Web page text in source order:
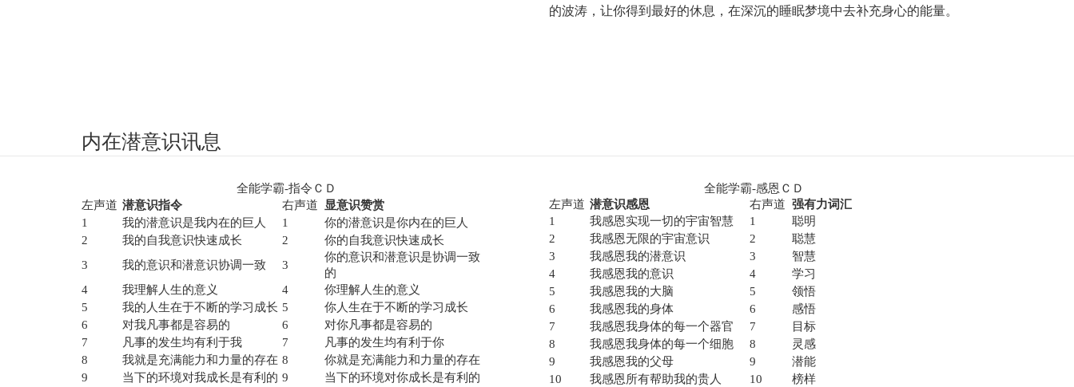
的波涛，让你得到最好的休息，在深沉的睡眠梦境中去补充身心的能量。
内在潜意识讯息
全能学霸-指令ＣＤ
左声道 潜意识指令 右声道
显意识赞赏
1
我的潜意识是我内在的巨人 1
你的潜意识是你内在的巨人
2
我的自我意识快速成长 2
你的自我意识快速成长
3
我的意识和潜意识协调一致 3
你的意识和潜意识是协调一致
的
4
我理解人生的意义 4
你理解人生的意义
5
我的人生在于不断的学习成长 5
你人生在于不断的学习成长
6
对我凡事都是容易的 6
对你凡事都是容易的
7
凡事的发生均有利于我 7
凡事的发生均有利于你
8
我就是充满能力和力量的存在 8
你就是充满能力和力量的存在
9
当下的环境对我成长是有利的 9
当下的环境对你成长是有利的
全能学霸-感恩ＣＤ
左声道 潜意识感恩 右声道 强有力词汇
1
我感恩实现一切的宇宙智慧 1
聪明
2
我感恩无限的宇宙意识 2
聪慧
3
我感恩我的潜意识 3
智慧
4
我感恩我的意识 4
学习
5
我感恩我的大脑 5
领悟
6
我感恩我的身体 6
感悟
7
我感恩我身体的每一个器官 7
目标
8
我感恩我身体的每一个细胞 8
灵感
9
我感恩我的父母 9
潜能
10
我感恩所有帮助我的贵人 10
榜样